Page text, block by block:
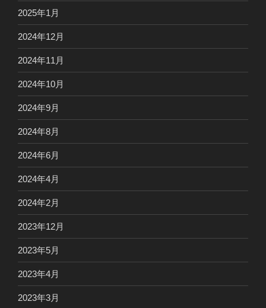
2025年1月
2024年12月
2024年11月
2024年10月
2024年9月
2024年8月
2024年6月
2024年4月
2024年2月
2023年12月
2023年5月
2023年4月
2023年3月